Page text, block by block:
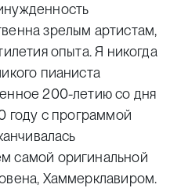
зрелым артистам,
опыта. Я никогда
пианиста
200-летию со дня
году с программой
самой оригинальной
Хаммерклавиром.